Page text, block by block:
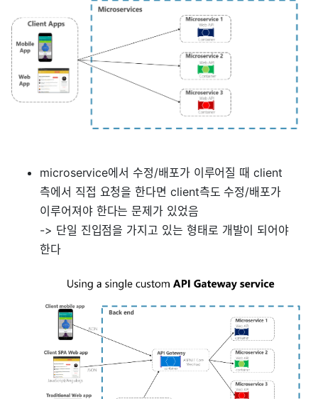
microservice에서 수정/배포가 이루어질 때 client
측에서 직접 요청을 한다면 client측도 수정/배포가
이루어져야 한다는 문제가 있었음
-> 단일 진입점을 가지고 있는 형태로 개발이 되어야
한다